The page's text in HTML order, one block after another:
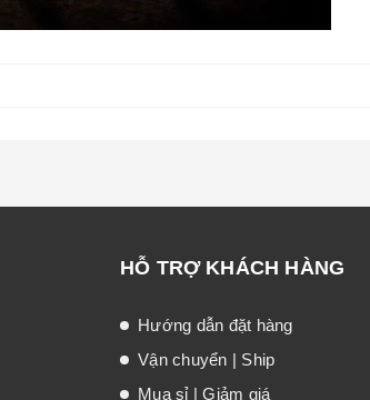
HỖ TRỢ KHÁCH HÀNG
Hướng dẫn đặt hàng
Vận chuyển | Ship
Mua sỉ | Giảm giá